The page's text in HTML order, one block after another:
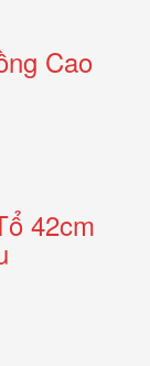
Cao
42cm